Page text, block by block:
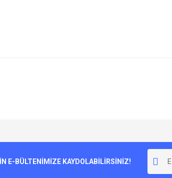
Yorum Yaz
E-BÜLTENİMİZE KAYDOLABİLİRSİNİZ!